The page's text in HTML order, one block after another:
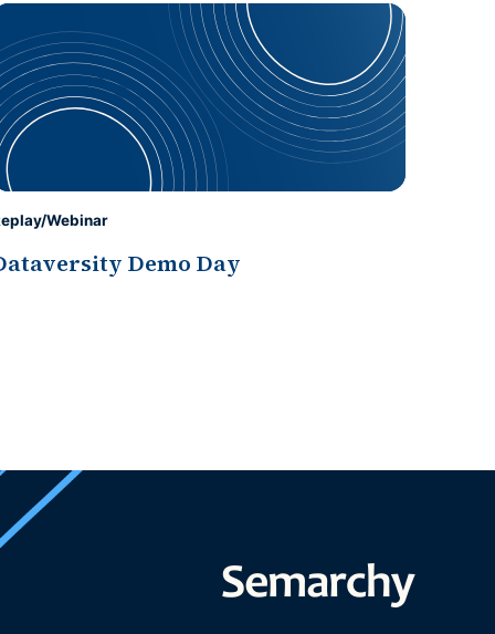
Webinar
Demo Day